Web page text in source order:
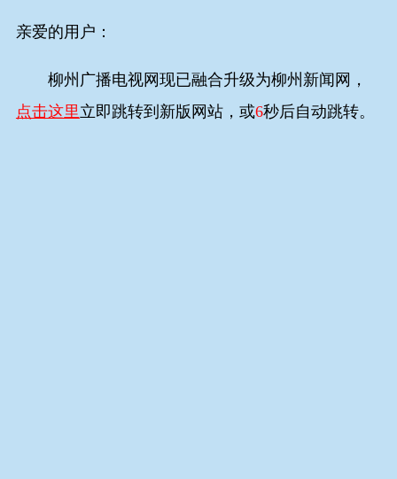
亲爱的用户：
柳州广播电视网现已融合升级为柳州新闻网，
点击这里立即跳转到新版网站，或6秒后自动跳转。